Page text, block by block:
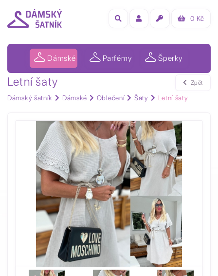
0 Kč
Dámské Parfémy Šperky
Letní šaty
Dámský šatník Dámské Oblečení Šaty Letní šaty
Zpět